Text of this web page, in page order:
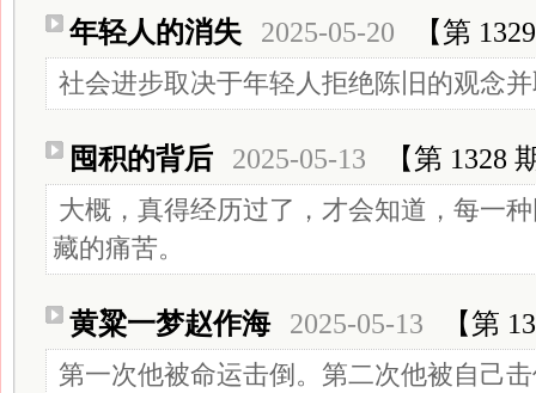
年轻人的消失 2025-05-20 【第
社会进步取决于年轻人拒绝陈旧的观念
囤积的背后 2025-05-13 【第 1328
大概，真得经历过了，才会知道，每一
藏的痛苦。
黄粱一梦赵作海 2025-05-13 【第
第一次他被命运击倒。第二次他被自己